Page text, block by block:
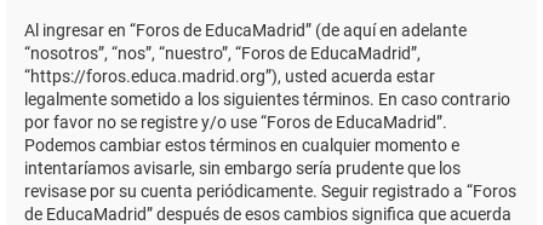
Al ingresar en “Foros de EducaMadrid” (de aquí en adelante
“nosotros”, “nos”, “nuestro”, “Foros de EducaMadrid”,
“https://foros.educa.madrid.org”), usted acuerda estar
legalmente sometido a los siguientes términos. En caso contrario
por favor no se registre y/o use “Foros de EducaMadrid”.
Podemos cambiar estos términos en cualquier momento e
intentaríamos avisarle, sin embargo sería prudente que los
revisase por su cuenta periódicamente. Seguir registrado a “Foros
de EducaMadrid” después de esos cambios significa que acuerda